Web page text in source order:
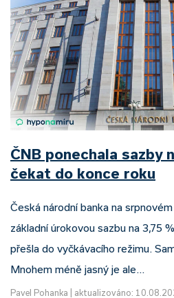
ČNB ponechala sazby
čekat do konce roku
Česká národní banka na
základní úrokovou sazbu na 3,75
přešla do vyčkávacího režimu.
Mnohem méně jasný je ale…
Pavel Pohanka aktualizováno: